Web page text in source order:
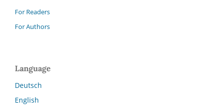
For Readers
For Authors
Language
Deutsch
English